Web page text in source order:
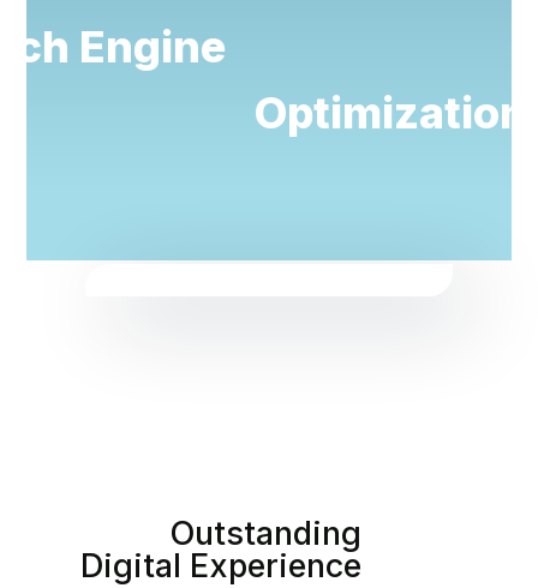
Engine
Outstanding
Digital Experience